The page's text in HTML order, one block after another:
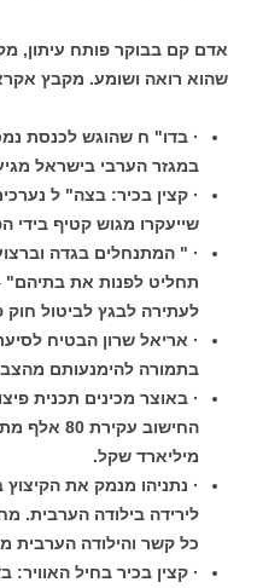
אדם קם בבוקר פותח עיתון,
שהוא רואה ושומע. מקבץ
· בדו" ח שהוגש לכנסת
במגזר הערבי בישראל
· קצין בכיר: בצה" ל
שייעקרו מגוש קטיף בידי
· " המתנחלים בגדה
תחליט לפנות את בתיהם"
לעתירה לבגץ לביטול חוק
בתמורה להימנעותם
· באוצר מכינים תכנית
מיליארד שקל.
· נתניהו מנמק את
לירידה בילודה הערבית.
כל קשר והילודה הערבית
· קצין בכיר בחיל האוויר: